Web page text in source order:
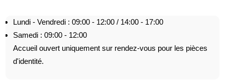
Lundi - Vendredi : 09:00 - 12:00 / 14:00 - 17:00
Samedi : 09:00 - 12:00
Accueil ouvert uniquement sur rendez-vous pour les pièces
d'identité.